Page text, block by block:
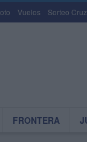
Vuelos Sorteo
FRONTERA